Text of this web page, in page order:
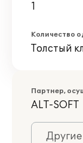
1
Количество
Толстый
Партнер,
ALT-SOFT